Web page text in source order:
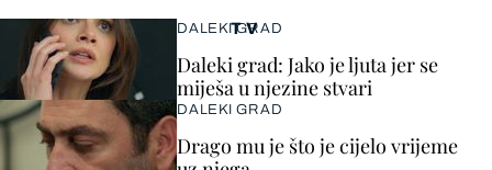
TV
DALEKI GRAD
Daleki grad: Jako je ljuta jer se
miješa u njezine stvari
DALEKI GRAD
Drago mu je što je cijelo vrijeme